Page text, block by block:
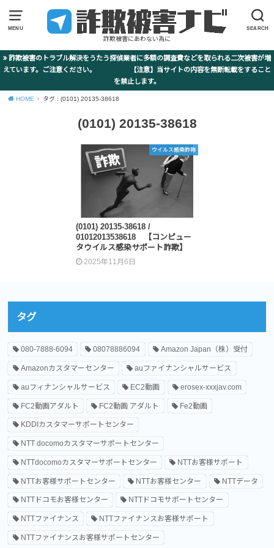
MENU SEARCH
詐欺被害にあわない為に
詐欺被害のトラブル解決をうたう探偵業者に多額の調査費などを取られる二次被害が増
えています。ご注意ください。 【注意】当サイトの内容を無断転載をすること
を禁止します。
HOME タグ : (0101) 20135-38618
(0101) 20135-38618
ウイルス感染詐称
(0101) 20135-38618 /
01012013538618 【コンピュー
タウイルス感染サポート詐欺】
2025年11月6日
タグ
080-7888-6094 08078886094 Amazon Japan（株）受付
Amazonカスタマーセンター auファイナンシャルサービス
auフィナンシャルサービス EC2動画 erosex-xxxjav.com
FC2動画アダルト FC2動画 アダルト Fe2動画
KDDIカスタマーサポートセンター
NTT docomoカスタマーサポートセンター
NTTdocomoカスタマーサポートセンター NTTお客様サポート
NTTお客様サポートセンター NTTお客様センター NTTデータ
NTTドコモお客様センター NTTドコモサポートセンター
NTTファイナンス NTTファイナンスお客様サポート
NTTファイナンスお客様サポートセンター